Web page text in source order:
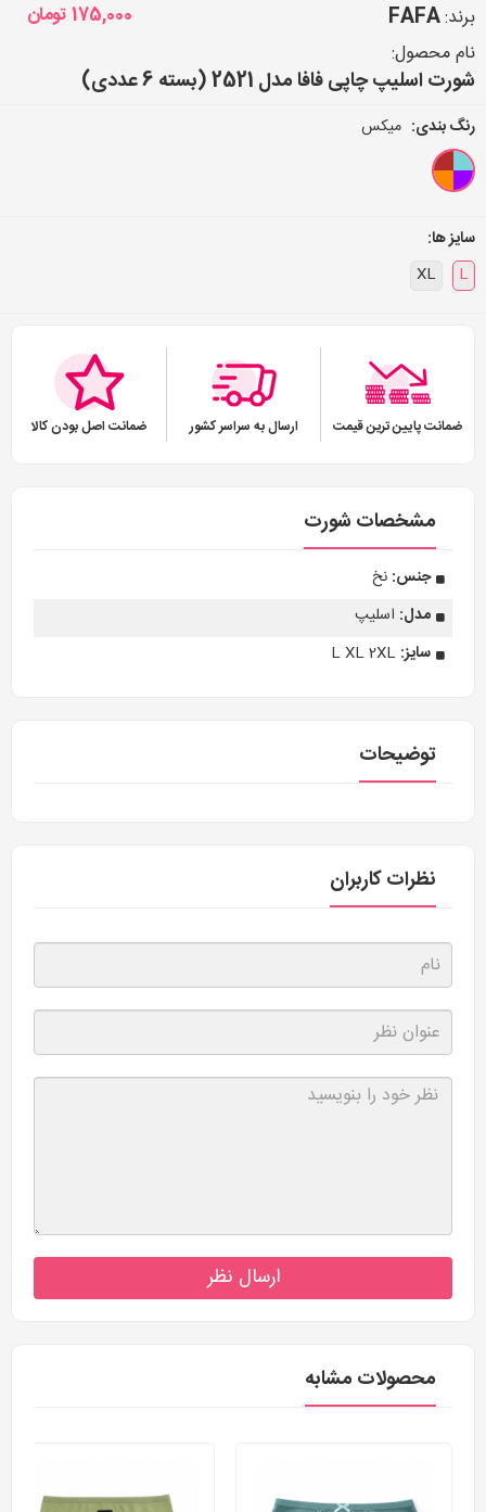
برند:FAFA
175,000تومان
نام محصول:
شورت اسلیپ چاپی فافا مدل 2521 (بسته 6 عددی)
رنگ بندی: میکس
سایز ها:
L
XL
ضمانت پایین ترین قیمت ارسال به سراسر کشور ضمانت اصل بودن کالا
مشخصات شورت
جنس: نخ
مدل: اسلیپ
سایز: L XL 2XL
توضیحات
نظرات کاربران
ارسال نظر
محصولات مشابه